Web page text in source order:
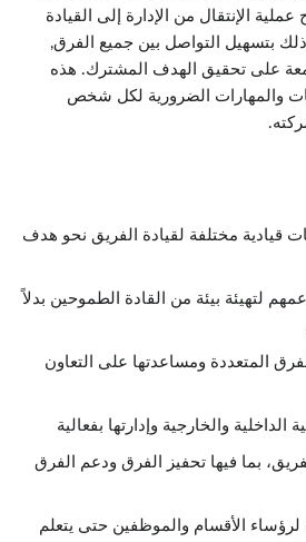
عملية الإنتقال من الإدارة إلى القيادة
بتسهيل التواصل بين جميع الفرق,
على تحقيق الهدف المشترك. هذه
والمهارات الضرورية لكل شخص
قيادية مختلفة لقيادة الفريق نحو هدف
لتهيئة بيئة من القادة الطموحين بدلاً
المتعددة ومساعدتها على التعاون
الداخلية والخارجية وإدارتها بفعالية
بما فيها تحفيز الفرق ودعم الفرق
لرؤساء الأقسام والموظفين حتى يتعلم